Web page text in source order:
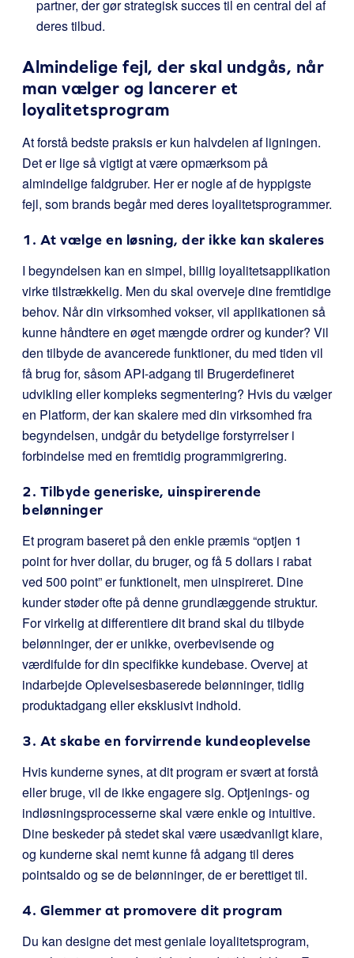
partner, der gør strategisk succes til en central del af
deres tilbud.
Almindelige fejl, der skal undgås, når
man vælger og lancerer et
loyalitetsprogram
At forstå bedste praksis er kun halvdelen af ligningen.
Det er lige så vigtigt at være opmærksom på
almindelige faldgruber. Her er nogle af de hyppigste
fejl, som brands begår med deres loyalitetsprogrammer.
1. At vælge en løsning, der ikke kan skaleres
I begyndelsen kan en simpel, billig loyalitetsapplikation
virke tilstrækkelig. Men du skal overveje dine fremtidige
behov. Når din virksomhed vokser, vil applikationen så
kunne håndtere en øget mængde ordrer og kunder? Vil
den tilbyde de avancerede funktioner, du med tiden vil
få brug for, såsom API-adgang til Brugerdefineret
udvikling eller kompleks segmentering? Hvis du vælger
en Platform, der kan skalere med din virksomhed fra
begyndelsen, undgår du betydelige forstyrrelser i
forbindelse med en fremtidig programmigrering.
2. Tilbyde generiske, uinspirerende
belønninger
Et program baseret på den enkle præmis “optjen 1
point for hver dollar, du bruger, og få 5 dollars i rabat
ved 500 point” er funktionelt, men uinspireret. Dine
kunder støder ofte på denne grundlæggende struktur.
For virkelig at differentiere dit brand skal du tilbyde
belønninger, der er unikke, overbevisende og
værdifulde for din specifikke kundebase. Overvej at
indarbejde Oplevelsesbaserede belønninger, tidlig
produktadgang eller eksklusivt indhold.
3. At skabe en forvirrende kundeoplevelse
Hvis kunderne synes, at dit program er svært at forstå
eller bruge, vil de ikke engagere sig. Optjenings- og
indløsningsprocesserne skal være enkle og intuitive.
Dine beskeder på stedet skal være usædvanligt klare,
og kunderne skal nemt kunne få adgang til deres
pointsaldo og se de belønninger, de er berettiget til.
4. Glemmer at promovere dit program
Du kan designe det mest geniale loyalitetsprogram,